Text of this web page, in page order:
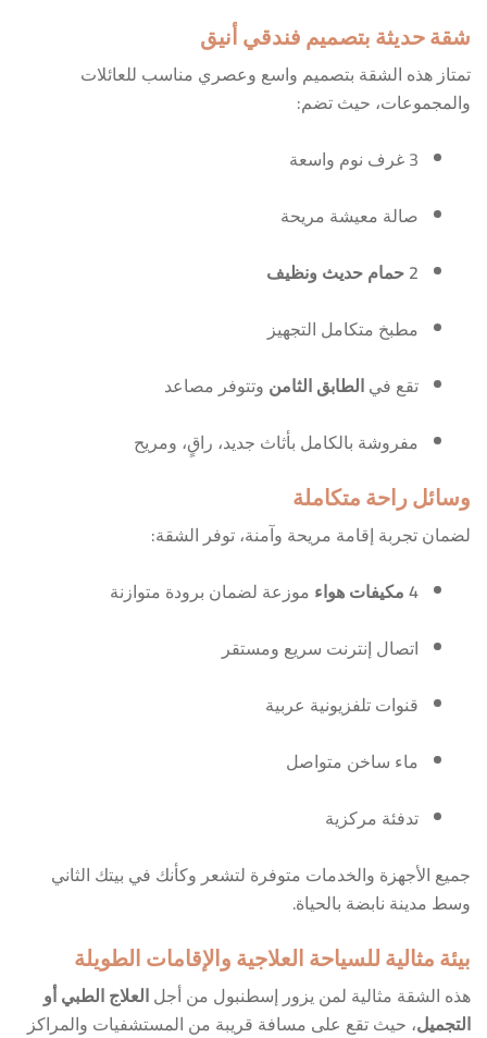
شقة حديثة بتصميم فندقي أنيق
تمتاز هذه الشقة بتصميم واسع وعصري مناسب للعائلات
والمجموعات، حيث تضم:
3 غرف نوم واسعة
صالة معيشة مريحة
2 حمام حديث ونظيف
مطبخ متكامل التجهيز
تقع فيالطابق الثامن وتتوفر مصاعد
مفروشة بالكامل بأثاث جديد، راقٍ، ومريح
وسائل راحة متكاملة
لضمان تجربة إقامة مريحة وآمنة، توفر الشقة:
4 مكيفات هواء
موزعة لضمان برودة متوازنة
اتصال إنترنت سريع ومستقر
قنوات تلفزيونية عربية
ماء ساخن متواصل
تدفئة مركزية
جميع الأجهزة والخدمات متوفرة لتشعر وكأنك في بيتك الثاني
وسط مدينة نابضة بالحياة.
بيئة مثالية للسياحة العلاجية والإقامات الطويلة
هذه الشقة مثالية لمن يزور إسطنبول من أجلالعلاج الطبي أو
التجميل، حيث تقع على مسافة قريبة من المستشفيات والمراكز